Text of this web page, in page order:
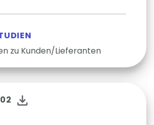
zu Kunden/Lieferanten